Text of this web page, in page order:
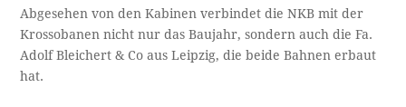
Abgesehen von den Kabinen verbindet die NKB mit der
Krossobanen nicht nur das Baujahr, sondern auch die Fa.
Adolf Bleichert & Co aus Leipzig, die beide Bahnen erbaut
hat.